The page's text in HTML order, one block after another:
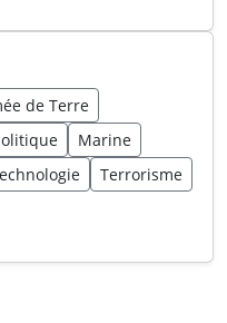
de Terre
Marine
Terrorisme